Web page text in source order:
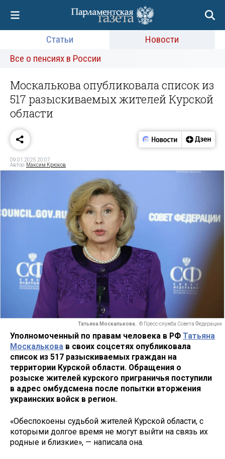
Статьи
Новости
Все о пенсиях в России
Москалькова опубликовала список из
517 разыскиваемых жителей Курской
области
09.01.2025 20:07
Автор: Максим Крюков
Татьяна Москалькова. © Пресс-служба Совета Федерации
Уполномоченный по правам человека в РФ Татьяна
Москалькова в своих соцсетях опубликовала
список из 517 разыскиваемых граждан на
территории Курской области. Обращения о
розыске жителей курского приграничья поступили
в адрес омбудсмена после попытки вторжения
украинских войск в регион.
«Обеспокоены судьбой жителей Курской области, с
которыми долгое время не могут выйти на связь их
родные и близкие», — написала она.